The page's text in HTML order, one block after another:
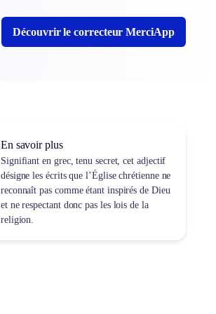
Découvrir le correcteur MerciApp
En savoir plus
Signifiant en grec,tenu secret, cet adjectif
désigne les écrits que l’Église chrétienne ne
reconnaît pas comme étant inspirés de Dieu
et ne respectant donc pas les lois de la
religion.